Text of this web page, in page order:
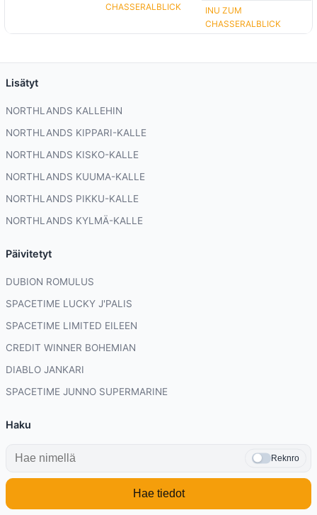
CHASSERALBLICK
INU ZUM
CHASSERALBLICK
Lisätyt
NORTHLANDS KALLEHIN
NORTHLANDS KIPPARI-KALLE
NORTHLANDS KISKO-KALLE
NORTHLANDS KUUMA-KALLE
NORTHLANDS PIKKU-KALLE
NORTHLANDS KYLMÄ-KALLE
Päivitetyt
DUBION ROMULUS
SPACETIME LUCKY J'PALIS
SPACETIME LIMITED EILEEN
CREDIT WINNER BOHEMIAN
DIABLO JANKARI
SPACETIME JUNNO SUPERMARINE
Haku
Reknro
Hae tiedot